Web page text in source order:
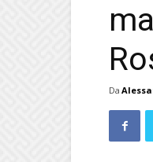
Da